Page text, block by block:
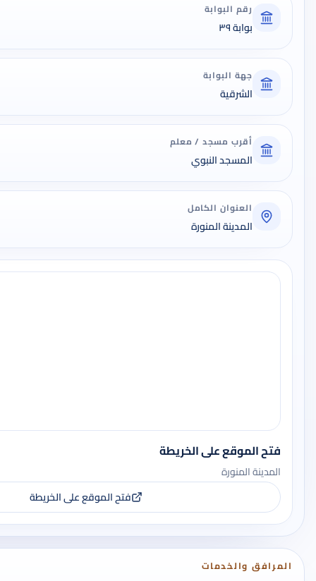
رقم البوابة
بوابة ٣٩
جهة البوابة
الشرقية
أقرب مسجد / معلم
المسجد النبوي
العنوان الكامل
المدينة المنورة
فتح الموقع على الخريطة
المدينة المنورة
فتح الموقع على الخريطة
المرافق والخدمات